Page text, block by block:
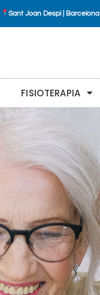
Sant Joan Despi | Barcelona
FISIOTERAPIA